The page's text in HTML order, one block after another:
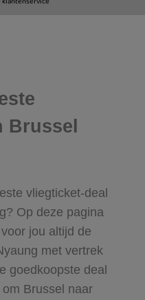
Brussel
vliegticket-deal
Op deze pagina
jou altijd de
met vertrek
goedkoopste deal
Brussel naar